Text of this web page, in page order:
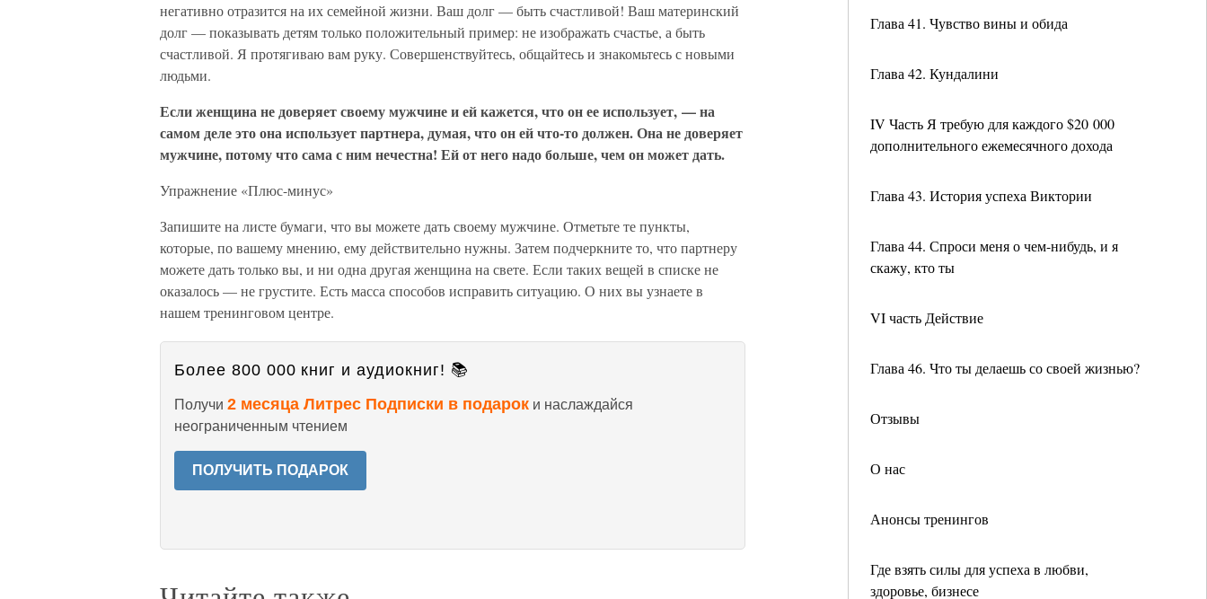
Глава 41. Чувство вины и обида
Глава 42. Кундалини
IV Часть Я требую для каждого $20 000
дополнительного ежемесячного дохода
Глава 43. История успеха Виктории
Глава 44. Спроси меня о чем-нибудь, и я
скажу, кто ты
VI часть Действие
Глава 46. Что ты делаешь со своей жизнью?
Отзывы
О нас
Анонсы тренингов
Где взять силы для успеха в любви,
здоровье, бизнесе
негативно отразится на их семейной жизни. Ваш долг — быть счастливой! Ваш материнский
долг — показывать детям только положительный пример: не изображать счастье, а быть
счастливой. Я протягиваю вам руку. Совершенствуйтесь, общайтесь и знакомьтесь с новыми
людьми.
Если женщина не доверяет своему мужчине и ей кажется, что он ее использует, — на
самом деле это она использует партнера, думая, что он ей что-то должен. Она не доверяет
мужчине, потому что сама с ним нечестна! Ей от него надо больше, чем он может дать.
Упражнение «Плюс-минус»
Запишите на листе бумаги, что вы можете дать своему мужчине. Отметьте те пункты,
которые, по вашему мнению, ему действительно нужны. Затем подчеркните то, что партнеру
можете дать только вы, и ни одна другая женщина на свете. Если таких вещей в списке не
оказалось — не грустите. Есть масса способов исправить ситуацию. О них вы узнаете в
нашем тренинговом центре.
Более 800 000 книг и аудиокниг! 📚
Получи 2 месяца Литрес Подписки в подарок и наслаждайся
неограниченным чтением
ПОЛУЧИТЬ ПОДАРОК